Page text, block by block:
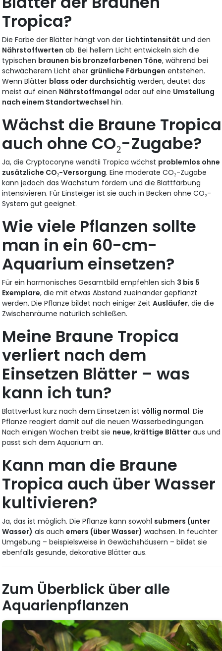
Tropica?
Die Farbe der Blätter hängt von der Lichtintensität und den
Nährstoffwerten ab. Bei hellem Licht entwickeln sich die
typischen braunen bis bronzefarbenen Töne, während bei
schwächerem Licht eher grünliche Färbungen entstehen.
Wenn Blätter blass oder durchsichtig werden, deutet das
meist auf einen Nährstoffmangel oder auf eine Umstellung
nach einem Standortwechsel hin.
Wächst die Braune Tropica
auch ohne CO₂-Zugabe?
Ja, die Cryptocoryne wendtii Tropica wächst problemlos ohne
zusätzliche CO₂-Versorgung. Eine moderate CO₂-Zugabe
kann jedoch das Wachstum fördern und die Blattfärbung
intensivieren. Für Einsteiger ist sie auch in Becken ohne CO₂-
System gut geeignet.
Wie viele Pflanzen sollte
man in ein 60-cm-
Aquarium einsetzen?
Für ein harmonisches Gesamtbild empfehlen sich 3 bis 5
Exemplare, die mit etwas Abstand zueinander gepflanzt
werden. Die Pflanze bildet nach einiger ZeitAusläufer, die die
Zwischenräume natürlich schließen.
Meine Braune Tropica
verliert nach dem
Einsetzen Blätter – was
kann ich tun?
Blattverlust kurz nach dem Einsetzen istvöllig normal. Die
Pflanze reagiert damit auf die neuen Wasserbedingungen.
Nach einigen Wochen treibt sie neue, kräftige Blätter aus und
passt sich dem Aquarium an.
Kann man die Braune
Tropica auch über Wasser
kultivieren?
Ja, das ist möglich. Die Pflanze kann sowohl submers (unter
Wasser) als auchemers (über Wasser) wachsen. In feuchter
Umgebung – beispielsweise in Gewächshäusern – bildet sie
ebenfalls gesunde, dekorative Blätter aus.
Zum Überblick über alle
Aquarienpflanzen